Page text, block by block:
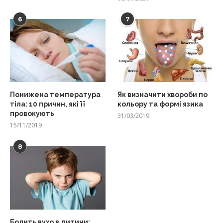
6
Понижена температура
тіла: 10 причин, які її
провокують
15/11/2019
7
Як визначити хвороби по
кольору та формі язика
31/03/2019
8